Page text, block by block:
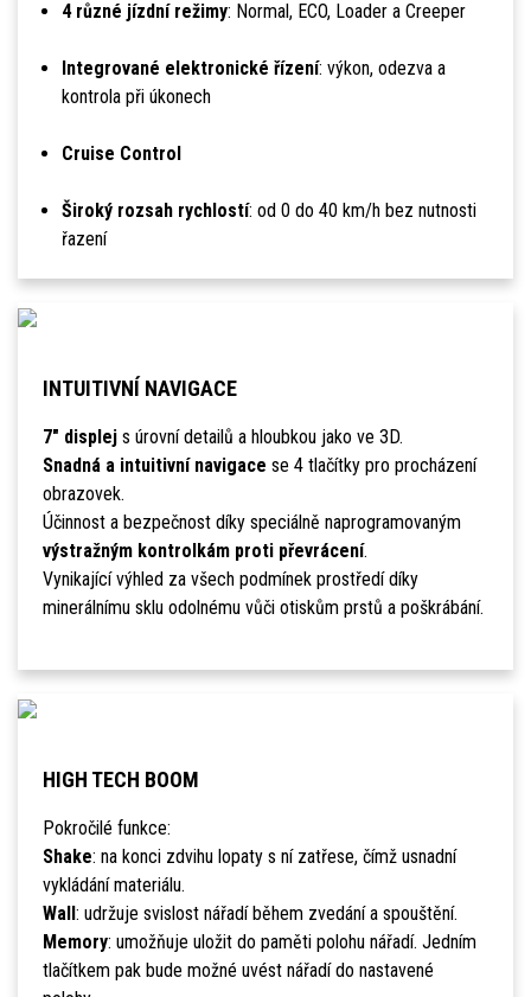
4 různé jízdní režimy: Normal, ECO, Loader a Creeper
Integrované elektronické řízení: výkon, odezva a
kontrola při úkonech
Cruise Control
Široký rozsah rychlostí: od 0 do 40 km/h bez nutnosti
řazení
INTUITIVNÍ NAVIGACE
7" displejs úrovní detailů a hloubkou jako ve 3D.
Snadná a intuitivní navigace se 4 tlačítky pro procházení
obrazovek.
Účinnost a bezpečnost díky speciálně naprogramovaným
výstražným kontrolkám proti převrácení.
Vynikající výhled za všech podmínek prostředí díky
minerálnímu sklu odolnému vůči otiskům prstů a poškrábání.
HIGH TECH BOOM
Pokročilé funkce:
Shake: na konci zdvihu lopaty s ní zatřese, čímž usnadní
vykládání materiálu.
Wall : udržuje svislost nářadí během zvedání a spouštění.
Memory: umožňuje uložit do paměti polohu nářadí. Jedním
tlačítkem pak bude možné uvést nářadí do nastavené